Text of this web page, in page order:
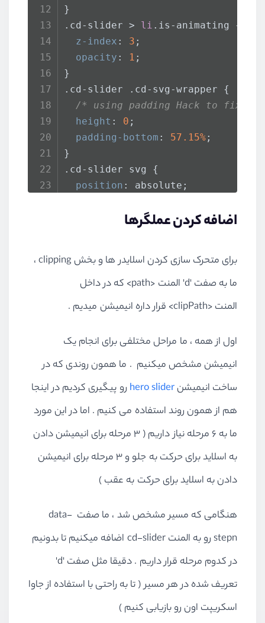
}
.cd-slider > li .is-animating
{
z-index : 3 ;
opacity : 1 ;
}
.cd-slider
.cd-svg-wrapper {
/* using padding Hack to fix
height : 0 ;
padding-bottom : 57.15%;
}
.cd-slider svg {
position : absolute;
}
اضافه کردن عملگرها
برای متحرک سازی کردن اسلایدر ها و بخش clipping ،
ما به صفت 'd' المنت <path> که در داخل
المنت <clipPath> قرار داره انیمیشن میدیم .
اول از همه ، ما مراحل مختلفی برای انجام یک
انیمیشن مشخص میکنیم . ما همون روندی که در
ساخت انیمیشنhero slider
رو پیگیری کردیم در اینجا
هم از همون روند استفاده می کنیم . اما در این مورد
ما به 6 مرحله نیاز داریم ( 3 مرحله برای انیمیشن دادن
به اسلاید برای حرکت به جلو و 3 مرحله برای انیمیشن
دادن به اسلاید برای حرکت به عقب )
هنگامی که مسیر مشخص شد ، ما صفت data-
stepn رو به المنت cd-slider اضافه میکنیم تا بدونیم
در کدوم مرحله قرار داریم . دقیقا مثل صفت 'd'
تعریف شده در هر مسیر ( تا به راحتی با استفاده از جاوا
اسکریپت اون رو بازیابی کنیم )